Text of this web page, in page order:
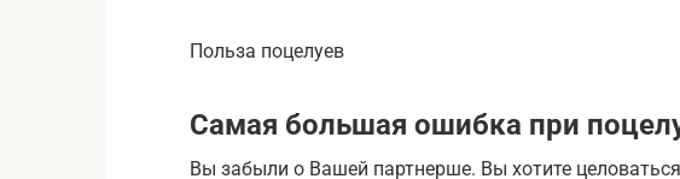
Польза поцелуев
Самая большая ошибка при
Вы забыли о Вашей партнерше. Вы хотите